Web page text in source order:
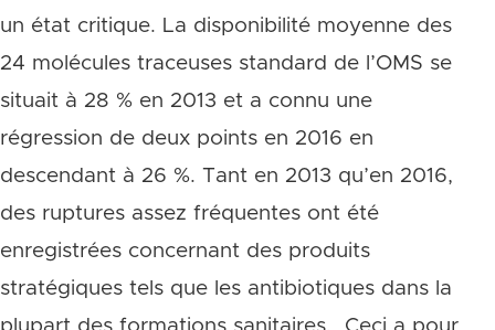
un état critique. La disponibilité moyenne des
24 molécules traceuses standard de l’OMS se
situait à 28 % en 2013 et a connu une
régression de deux points en 2016 en
descendant à 26 %. Tant en 2013 qu’en 2016,
des ruptures assez fréquentes ont été
enregistrées concernant des produits
stratégiques tels que les antibiotiques dans la